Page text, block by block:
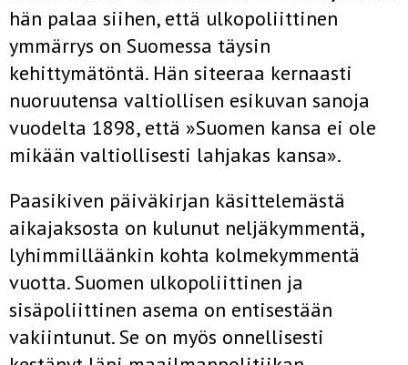
hän palaa siihen, että ulkopoliittinen
ymmärrys on Suomessa täysin
kehittymätöntä. Hän siteeraa kernaasti
nuoruutensa valtiollisen esikuvan sanoja
vuodelta 1898, että »Suomen kansa ei ole
mikään valtiollisesti lahjakas kansa».
Paasikiven päiväkirjan käsittelemästä
aikajaksosta on kulunut neljäkymmentä,
lyhimmilläänkin kohta kolmekymmentä
vuotta. Suomen ulkopoliittinen ja
sisäpoliittinen asema on entisestään
vakiintunut. Se on myös onnellisesti